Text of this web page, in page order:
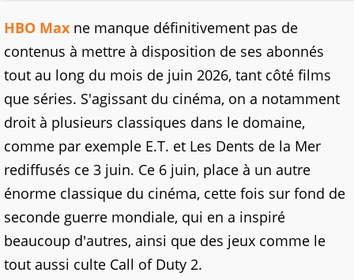
HBO Max ne manque définitivement pas de
contenus à mettre à disposition de ses abonnés
tout au long du mois de juin 2026, tant côté films
que séries. S'agissant du cinéma, on a notamment
droit à plusieurs classiques dans le domaine,
comme par exemple E.T. et Les Dents de la Mer
rediffusés ce 3 juin. Ce 6 juin, place à un autre
énorme classique du cinéma, cette fois sur fond de
seconde guerre mondiale, qui en a inspiré
beaucoup d'autres, ainsi que des jeux comme le
tout aussi culte Call of Duty 2.